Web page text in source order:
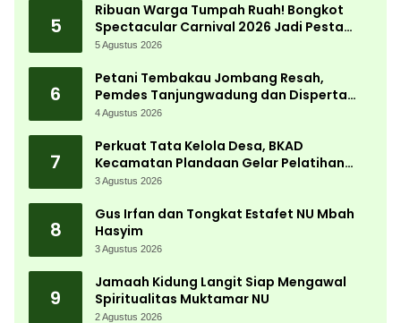
5
Ribuan Warga Tumpah Ruah! Bongkot
Spectacular Carnival 2026 Jadi Pesta
Kemerdekaan Terbesar di Peterongan
5 Agustus 2026
6
Petani Tembakau Jombang Resah,
Pemdes Tanjungwadung dan Disperta
Bergerak Cepat
4 Agustus 2026
7
Perkuat Tata Kelola Desa, BKAD
Kecamatan Plandaan Gelar Pelatihan
Aparatur Pemdes
3 Agustus 2026
8
Gus Irfan dan Tongkat Estafet NU Mbah
Hasyim
3 Agustus 2026
9
Jamaah Kidung Langit Siap Mengawal
Spiritualitas Muktamar NU
2 Agustus 2026